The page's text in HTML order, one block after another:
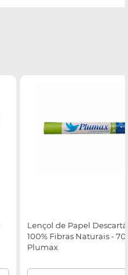
Lençol de Papel
100% Fibras Naturais -
Plumax